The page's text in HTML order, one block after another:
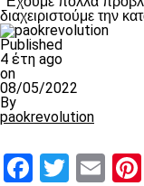
διαχειριστούμε την
Published
4 έτη ago
on
08/05/2022
By
paokrevolution